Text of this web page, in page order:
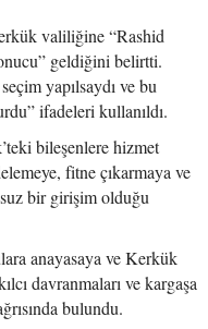
valiliğine “Rashid
geldiğini belirtti.
yapılsaydı ve bu
ifadeleri kullanıldı.
bileşenlere hizmet
fitne çıkarmaya ve
bir girişim olduğu
anayasaya ve Kerkük
davranmaları ve kargaşa
bulundu.